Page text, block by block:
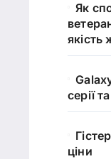
Як
якість
серії
ціни